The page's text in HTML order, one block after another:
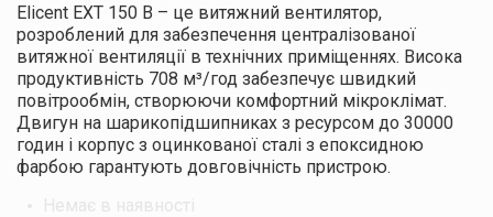
Elicent EXT 150 B – це витяжний вентилятор,
розроблений для забезпечення централізованої
витяжної вентиляції в технічних приміщеннях. Висока
продуктивність 708 м³/год забезпечує швидкий
повітрообмін, створюючи комфортний мікроклімат.
Двигун на шарикопідшипниках з ресурсом до 30000
годин і корпус з оцинкованої сталі з епоксидною
фарбою гарантують довговічність пристрою.
Немає в наявності